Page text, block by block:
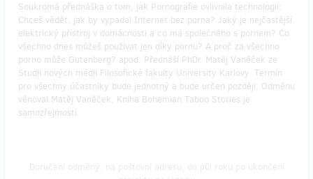
Soukromá přednáška o tom, jak Pornografie ovlivnila technologii:
Chceš vědět, jak by vypadal Internet bez porna? Jaký je nejčastější
elektrický přístroj v domácnosti a co má společného s pornem? Co
všechno dnes můžeš používat jen díky pornu? A proč za všechno
porno může Gutenberg? apod. Přednáší PhDr. Matěj Vaněček ze
Studií nových médií Filosofické fakulty University Karlovy. Termín
pro všechny účastníky bude jednotný a bude určen později. Odměnu
věnoval Matěj Vaněček. Kniha Bohemian Taboo Stories je
samozřejmostí.